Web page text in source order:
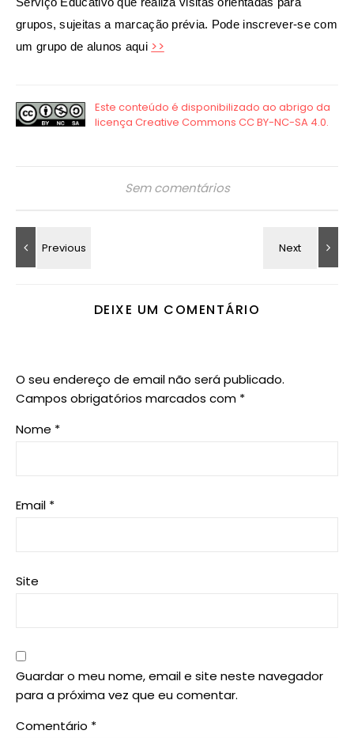
grupos, sujeitas a marcação prévia. Pode inscrever-se com
um grupo de alunos aqui >>
Sem comentários
DEIXE UM COMENTÁRIO
O seu endereço de email não será publicado.
Campos obrigatórios marcados com *
Nome *
Email *
Site
Guardar o meu nome, email e site neste navegador
para a próxima vez que eu comentar.
Comentário *